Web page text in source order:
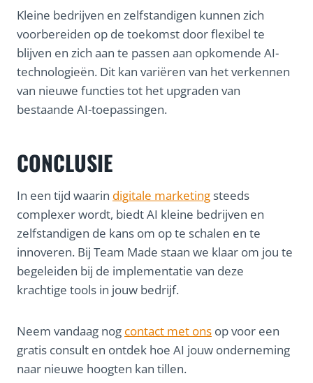
Kleine bedrijven en zelfstandigen kunnen zich
voorbereiden op de toekomst door flexibel te
blijven en zich aan te passen aan opkomende AI-
technologieën. Dit kan variëren van het verkennen
van nieuwe functies tot het upgraden van
bestaande AI-toepassingen.
CONCLUSIE
In een tijd waarin digitale marketing steeds
complexer wordt, biedt AI kleine bedrijven en
zelfstandigen de kans om op te schalen en te
innoveren. Bij Team Made staan we klaar om jou te
begeleiden bij de implementatie van deze
krachtige tools in jouw bedrijf.
Neem vandaag nog contact met ons op voor een
gratis consult en ontdek hoe AI jouw onderneming
naar nieuwe hoogten kan tillen.